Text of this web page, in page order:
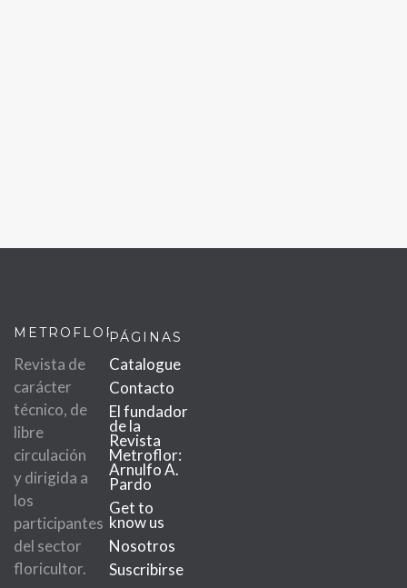
METROFLOR
Revista de
carácter
técnico, de
libre
circulación
y dirigida a
los
participantes
del sector
floricultor.
PÁGINAS
Catalogue
Contacto
El fundador
de la
Revista
Metroflor:
Arnulfo A.
Pardo
Get to
know us
Nosotros
Suscribirse